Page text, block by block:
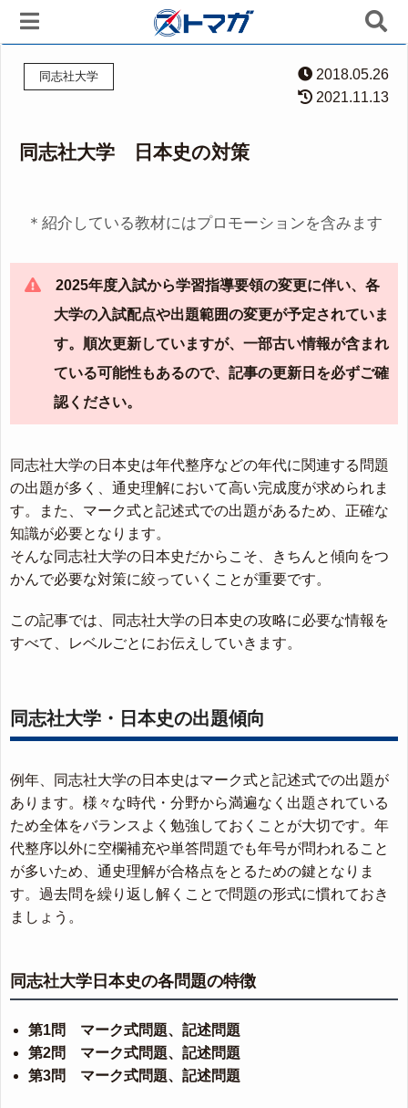
同志社大学
2018.05.26
2021.11.13
同志社大学 日本史の対策
＊紹介している教材にはプロモーションを含みます
2025年度入試から学習指導要領の変更に伴い、各
大学の入試配点や出題範囲の変更が予定されていま
す。順次更新していますが、一部古い情報が含まれ
ている可能性もあるので、記事の更新日を必ずご確
認ください。
同志社大学の日本史は年代整序などの年代に関連する問題
の出題が多く、通史理解において高い完成度が求められま
す。また、マーク式と記述式での出題があるため、正確な
知識が必要となります。
そんな同志社大学の日本史だからこそ、きちんと傾向をつ
かんで必要な対策に絞っていくことが重要です。
この記事では、同志社大学の日本史の攻略に必要な情報を
すべて、レベルごとにお伝えしていきます。
同志社大学・日本史の出題傾向
例年、同志社大学の日本史はマーク式と記述式での出題が
あります。様々な時代・分野から満遍なく出題されている
ため全体をバランスよく勉強しておくことが大切です。年
代整序以外に空欄補充や単答問題でも年号が問われること
が多いため、通史理解が合格点をとるための鍵となりま
す。過去問を繰り返し解くことで問題の形式に慣れておき
ましょう。
同志社大学日本史の各問題の特徴
第1問 マーク式問題、記述問題
第2問 マーク式問題、記述問題
第3問 マーク式問題、記述問題